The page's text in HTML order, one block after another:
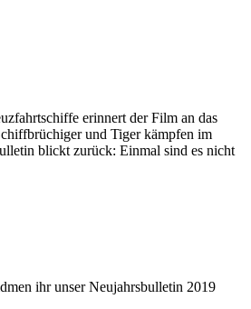
erinnert der Film an das
und Tiger kämpfen im
blickt zurück: Einmal sind es nicht
ihr unser Neujahrsbulletin 2019